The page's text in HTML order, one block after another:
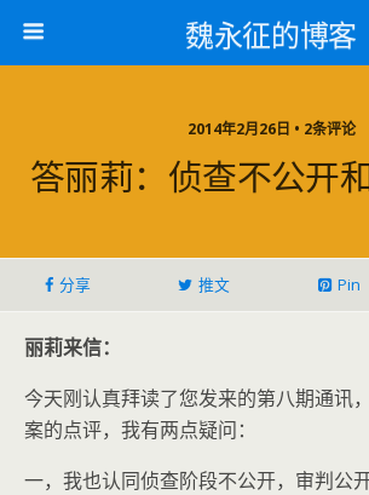
魏永征的博客
2014年2月26日 • 2条评论
答丽莉：侦查不公开
分享 推文 Pin
丽莉来信：
今天刚认真拜读了您发来的第八期通讯
案的点评，我有两点疑问：
一，我也认同侦查阶段不公开，审判公